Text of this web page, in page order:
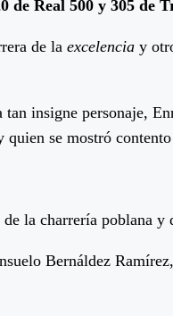
de Real 500 y 305 de
de la excelencia y
insigne personaje,
se mostró
la charrería poblana
Bernáldez